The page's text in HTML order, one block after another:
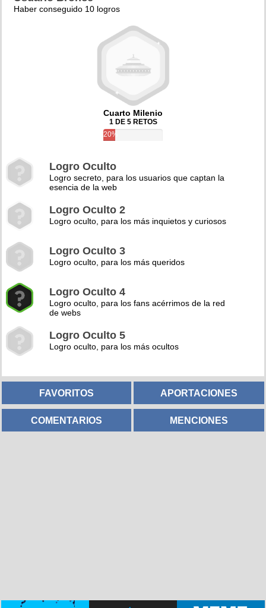
Haber conseguido 10 logros
Cuarto Milenio
1 DE 5 RETOS
20%
Logro Oculto
Logro secreto, para los usuarios que captan la
esencia de la web
Logro Oculto 2
Logro oculto, para los más inquietos y curiosos
Logro Oculto 3
Logro oculto, para los más queridos
Logro Oculto 4
Logro oculto, para los fans acérrimos de la red
de webs
Logro Oculto 5
Logro oculto, para los más ocultos
FAVORITOS APORTACIONES
COMENTARIOS MENCIONES